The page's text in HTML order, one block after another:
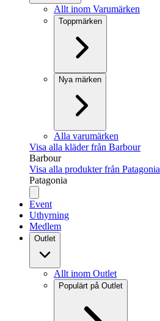
Allt inom Varumärken
Toppmärken
Nya märken
Alla varumärken
Visa alla kläder från Barbour
Barbour
Visa alla produkter från Patagonia
Patagonia
Event
Uthyrning
Medlem
Outlet
Allt inom Outlet
Populärt på Outlet